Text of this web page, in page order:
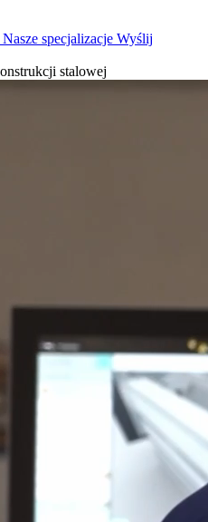
Nasze specjalizacje Wyślij
stalowej